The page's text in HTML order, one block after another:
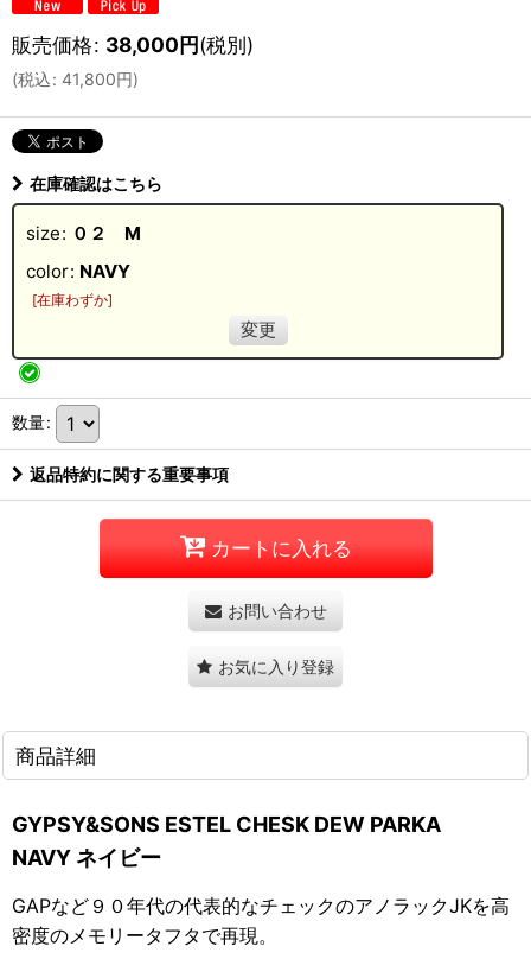
販売価格: 38,000円(税別)
(税込: 41,800円)
在庫確認はこちら
size: ０２ M
color: NAVY
[在庫わずか]
変更
数量:
返品特約に関する重要事項
カートに入れる
お問い合わせ
お気に入り登録
商品詳細
GYPSY&SONS ESTEL CHESK DEW PARKA
NAVY ネイビー
GAPなど９０年代の代表的なチェックのアノラックJKを高
密度のメモリータフタで再現。